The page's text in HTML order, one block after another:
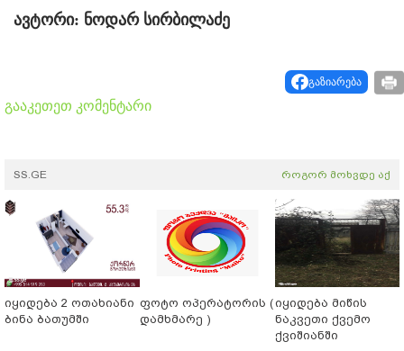
ავტორი: ნოდარ სირბილაძე
გაზიარება
გააკეთეთ კომენტარი
SS.GE როგორ მოხვდე აქ
იყიდება 2 ოთახიანი
ბინა ბათუმში
ფოტო ოპერატორის (
დამხმარე )
იყიდება მიწის
ნაკვეთი ქვემო
ქვიშიანში